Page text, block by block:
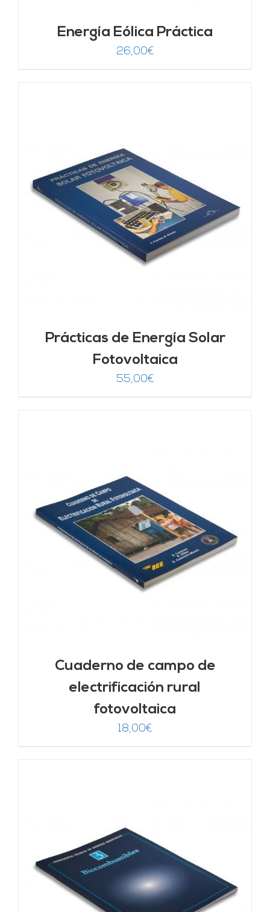
Energía Eólica Práctica
26,00€
Prácticas de Energía Solar
Fotovoltaica
55,00€
Cuaderno de campo de
electrificación rural
fotovoltaica
18,00€